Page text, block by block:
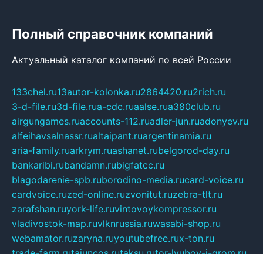
Полный справочник компаний
Актуальный каталог компаний по всей России
133chel.ru13autor-kolonka.ru2864420.ru2rich.ru
3-d-file.ru3d-file.rua-cdc.ruaalse.rua380club.ru
airgungames.ruaccounts-112.ruadler-jun.ruadonyev.ru
alfeihavsalnassr.rualtaipant.ruargentinamia.ru
aria-family.ruarkrym.ruashanet.rubelgorod-day.ru
bankaribi.rubandamn.rubigfatcc.ru
blagodarenie-spb.ruborodino-media.rucard-voice.ru
cardvoice.ruzed-online.ruzvonitut.ruzebra-tlt.ru
zarafshan.ruyork-life.ruvintovoykompressor.ru
vladivostok-map.ruvlknrussia.ruwasabi-shop.ru
webamator.ruzaryna.ruyoutubefree.rux-ton.ru